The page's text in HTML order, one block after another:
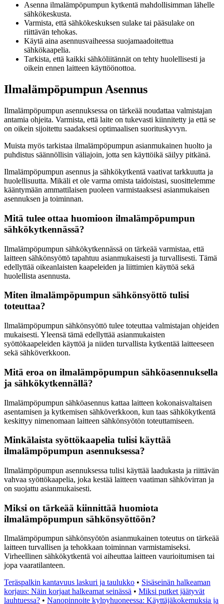
Asenna ilmalämpöpumpun kytkentä mahdollisimman lähelle
sähkökeskusta.
Varmista, että sähkökeskuksen sulake tai pääsulake on
riittävän tehokas.
Käytä aina asennusvaiheessa suojamaadoitettua
sähkökaapelia.
Tarkista, että kaikki sähköliitännät on tehty huolellisesti ja
oikein ennen laitteen käyttöönottoa.
Ilmalämpöpumpun Asennus
Ilmalämpöpumpun asennuksessa on tärkeää noudattaa valmistajan
antamia ohjeita. Varmista, että laite on tukevasti kiinnitetty ja että se
on oikein sijoitettu saadaksesi optimaalisen suorituskyvyn.
Muista myös tarkistaa ilmalämpöpumpun asianmukainen huolto ja
puhdistus säännöllisin väliajoin, jotta sen käyttöikä säilyy pitkänä.
Ilmalämpöpumpun asennus ja sähkökytkentä vaativat tarkkuutta ja
huolellisuutta. Mikäli et ole varma omista taidoistasi, suosittelemme
kääntymään ammattilaisen puoleen varmistaaksesi asianmukaisen
asennuksen ja toiminnan.
Mitä tulee ottaa huomioon ilmalämpöpumpun
sähkökytkennässä?
Ilmalämpöpumpun sähkökytkennässä on tärkeää varmistaa, että
laitteen sähkönsyöttö tapahtuu asianmukaisesti ja turvallisesti. Tämä
edellyttää oikeanlaisten kaapeleiden ja liittimien käyttöä sekä
huolellista asennusta.
Miten ilmalämpöpumpun sähkönsyöttö tulisi
toteuttaa?
Ilmalämpöpumpun sähkönsyöttö tulee toteuttaa valmistajan ohjeiden
mukaisesti. Yleensä tämä edellyttää asianmukaisten
syöttökaapeleiden käyttöä ja niiden turvallista kytkentää laitteeseen
sekä sähköverkkoon.
Mitä eroa on ilmalämpöpumpun sähköasennuksella
ja sähkökytkennällä?
Ilmalämpöpumpun sähköasennus kattaa laitteen kokonaisvaltaisen
asentamisen ja kytkemisen sähköverkkoon, kun taas sähkökytkentä
keskittyy nimenomaan laitteen sähkönsyötön toteuttamiseen.
Minkälaista syöttökaapelia tulisi käyttää
ilmalämpöpumpun asennuksessa?
Ilmalämpöpumpun asennuksessa tulisi käyttää laadukasta ja riittävän
vahvaa syöttökaapelia, joka kestää laitteen vaatiman sähkövirran ja
on suojattu asianmukaisesti.
Miksi on tärkeää kiinnittää huomiota
ilmalämpöpumpun sähkönsyöttöön?
Ilmalämpöpumpun sähkönsyötön asianmukainen toteutus on tärkeää
laitteen turvallisen ja tehokkaan toiminnan varmistamiseksi.
Virheellinen sähkökytkentä voi aiheuttaa laitteen vaurioitumisen tai
jopa vaaratilanteen.
Teräspalkin kantavuus laskuri ja taulukko • Sisäseinän halkeaman
korjaus: Näin korjaat halkeamat seinässä • Miksi putket jäätyvät
lauhtuessa? • Nanopinnoite kylpyhuoneessa: Käyttäjäkokemuksia ja